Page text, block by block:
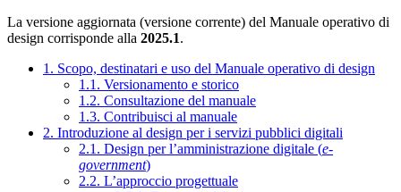
La versione aggiornata (versione corrente) del Manuale operativo di
design corrisponde alla 2025.1.
1. Scopo, destinatari e uso del Manuale operativo di design
1.1. Versionamento e storico
1.2. Consultazione del manuale
1.3. Contribuisci al manuale
2. Introduzione al design per i servizi pubblici digitali
2.1. Design per l’amministrazione digitale (e-
government)
2.2. L’approccio progettuale